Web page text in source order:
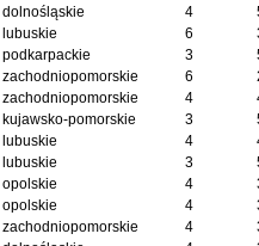
dolnośląskie 4
lubuskie 6
podkarpackie 3
zachodniopomorskie 6
zachodniopomorskie 4
kujawsko-pomorskie 3
lubuskie 4
lubuskie 3
opolskie 4
opolskie 4
zachodniopomorskie 4